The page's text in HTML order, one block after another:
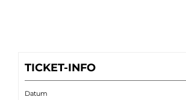
TICKET-INFO
Datum